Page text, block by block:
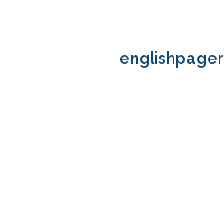
englishpager